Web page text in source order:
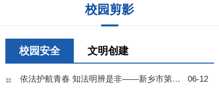
患病风险。 现场同学们反
响热烈，大家对照BMI标准互
相测算体重，踊跃举手提问，
息调整等问题积极研讨、交流
心得。不少同学结合自身日常
饮食习惯主动反思，纷纷表示
听完讲解才意识到甜食、久
坐、熬夜对身体的伤害，现场
校园剪影
校园安全 文明创建
依法护航青春 知法明辨是非——新乡市第十中学法治教育专题讲座 06-12